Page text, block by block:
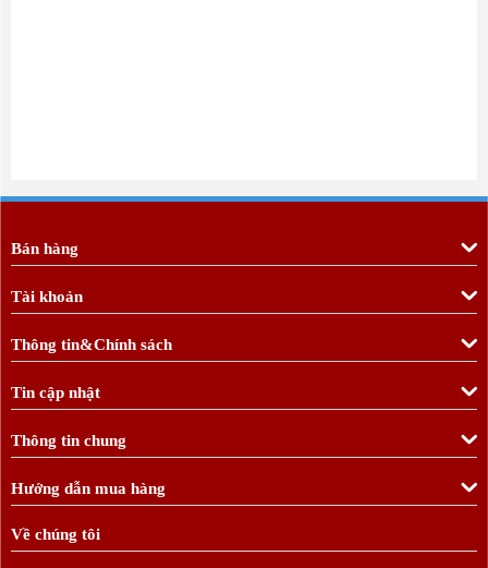
Bán hàng
Tài khoản
Thông tin&Chính sách
Tin cập nhật
Thông tin chung
Hướng dẫn mua hàng
Về chúng tôi